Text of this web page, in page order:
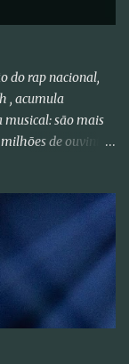
do rap nacional,
, acumula
musical: são mais
de ouvintes
(2025), se
10 milhões
Com uma
capítulo na
meio da EVOM
Paulo. Com
escala em